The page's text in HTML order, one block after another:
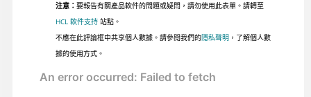
注意： 要報告有關產品軟件的問題或疑問，請勿使用此表單。請轉至
HCL 軟件支持站點。
不應在此評論框中共享個人數據。請參閱我們的隱私聲明 ，了解個人數
據的使用方式。